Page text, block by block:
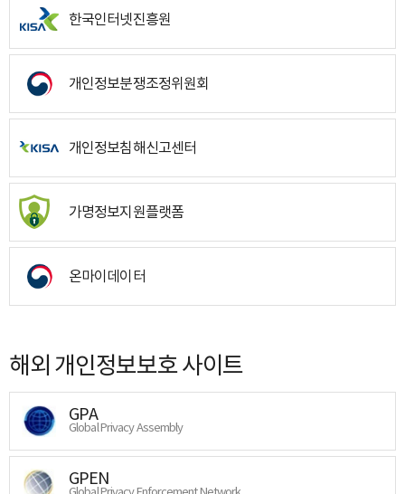
한국인터넷진흥원
개인정보분쟁조정위원회
개인정보침해신고센터
가명정보지원플랫폼
온마이데이터
해외 개인정보보호 사이트
GPA
Global Privacy Assembly
GPEN